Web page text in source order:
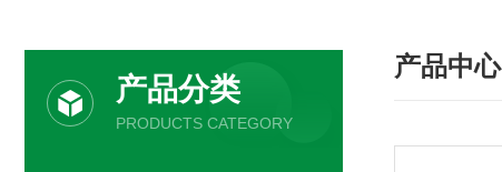
产品分类
PRODUCTS CATEGORY
产品中心